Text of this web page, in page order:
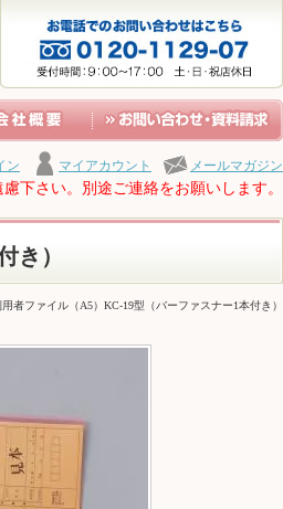
ン マイアカウント メールマガジン
下さい。別途ご連絡をお願いします。
き）
用者ファイル（A5）KC-19型（バーファスナー1本付き）